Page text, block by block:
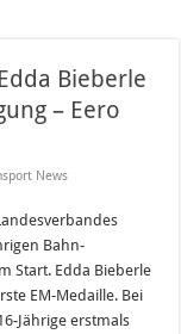
Bieberle
– Eero
News
Bahn-
Start. Edda Bieberle
EM-Medaille. Bei
Jährige erstmals